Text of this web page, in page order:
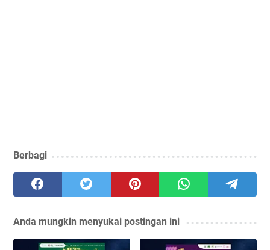
Berbagi
Anda mungkin menyukai postingan ini